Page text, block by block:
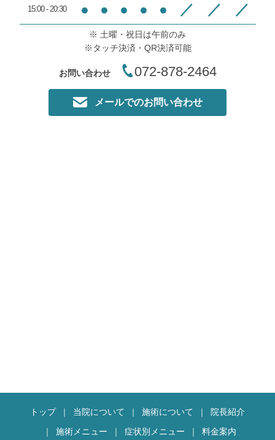
15:00 - 20:30 ● ● ● ● ● ／ ／ ／
※ 土曜・祝日は午前のみ
※タッチ決済・QR決済可能
お問い合わせ 072-878-2464
メールでのお問い合わせ
トップ 当院について 施術について
院長紹介
施術メニュー
症状別メニュー 料金案内